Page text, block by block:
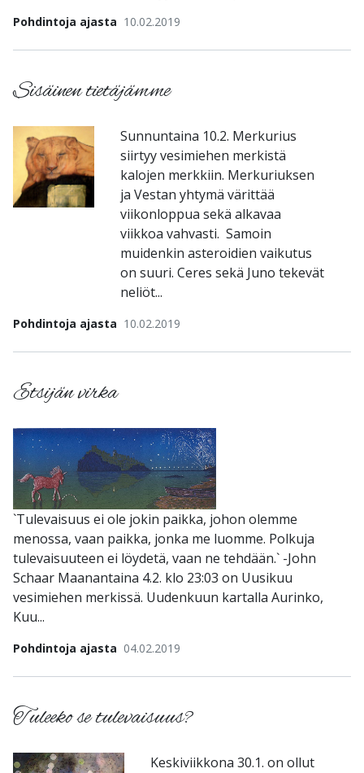
Pohdintoja ajasta 10.02.2019
Pohdintoja ajasta 10.02.2019
Sisäinen tietäjämme
Sunnuntaina 10.2. Merkurius
siirtyy vesimiehen merkistä
kalojen merkkiin. Merkuriuksen
ja Vestan yhtymä värittää
viikonloppua sekä alkavaa
viikkoa vahvasti. Samoin
muidenkin asteroidien vaikutus
on suuri. Ceres sekä Juno tekevät
neliöt...
Pohdintoja ajasta 04.02.2019
Etsijän virka
`Tulevaisuus ei ole jokin paikka, johon olemme
menossa, vaan paikka, jonka me luomme. Polkuja
tulevaisuuteen ei löydetä, vaan ne tehdään.` -John
Schaar Maanantaina 4.2. klo 23:03 on Uusikuu
vesimiehen merkissä. Uudenkuun kartalla Aurinko,
Kuu...
Tuleeko se tulevaisuus?
Keskiviikkona 30.1. on ollut